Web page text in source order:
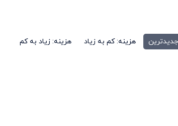
جدیدترین هزینه: کم به زیاد هزینه: زیاد به کم